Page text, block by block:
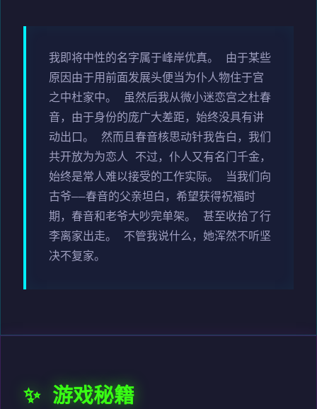
我即将中性的名字属于峰岸优真。 由于某些
原因由于用前面发展头便当为仆人物住于宫
之中杜家中。 虽然后我从微小迷恋宫之杜春
音，由于身份的庞广大差距，始终没具有讲
动出口。 然而且春音核思动针我告白，我们
共开放为为恋人 不过，仆人又有名门千金，
始终是常人难以接受的工作实际。 当我们向
古爷——春音的父亲坦白，希望获得祝福时
期，春音和老爷大吵完单架。 甚至收拾了行
李离家出走。 不管我说什么，她浑然不听坚
决不复家。
✨ 游戏秘籍